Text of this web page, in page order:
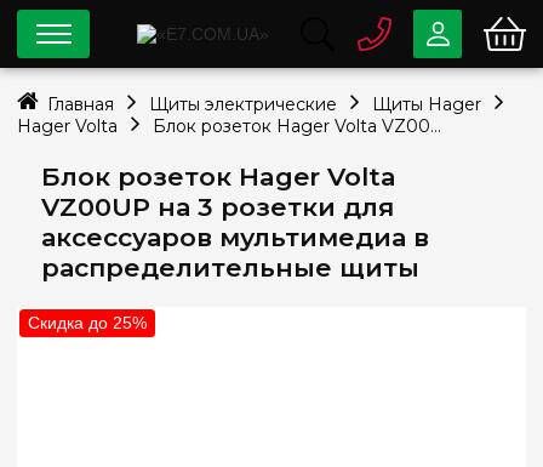
Блок розеток Hager Volta
VZ00UP на 3 розетки для
аксессуаров мультимедиа в
распределительные щиты
Скидка до 25%
0 800 33-63-07
Бесплатно
info@e7.com.ua
044334-79-78
Viber Telegram
Главная Щиты электрические
Щиты Hager
Hager Volta
Блок розеток Hager Volta VZ00UP на 3 розетки для аксессуаров мультимедиа в распределительные щиты